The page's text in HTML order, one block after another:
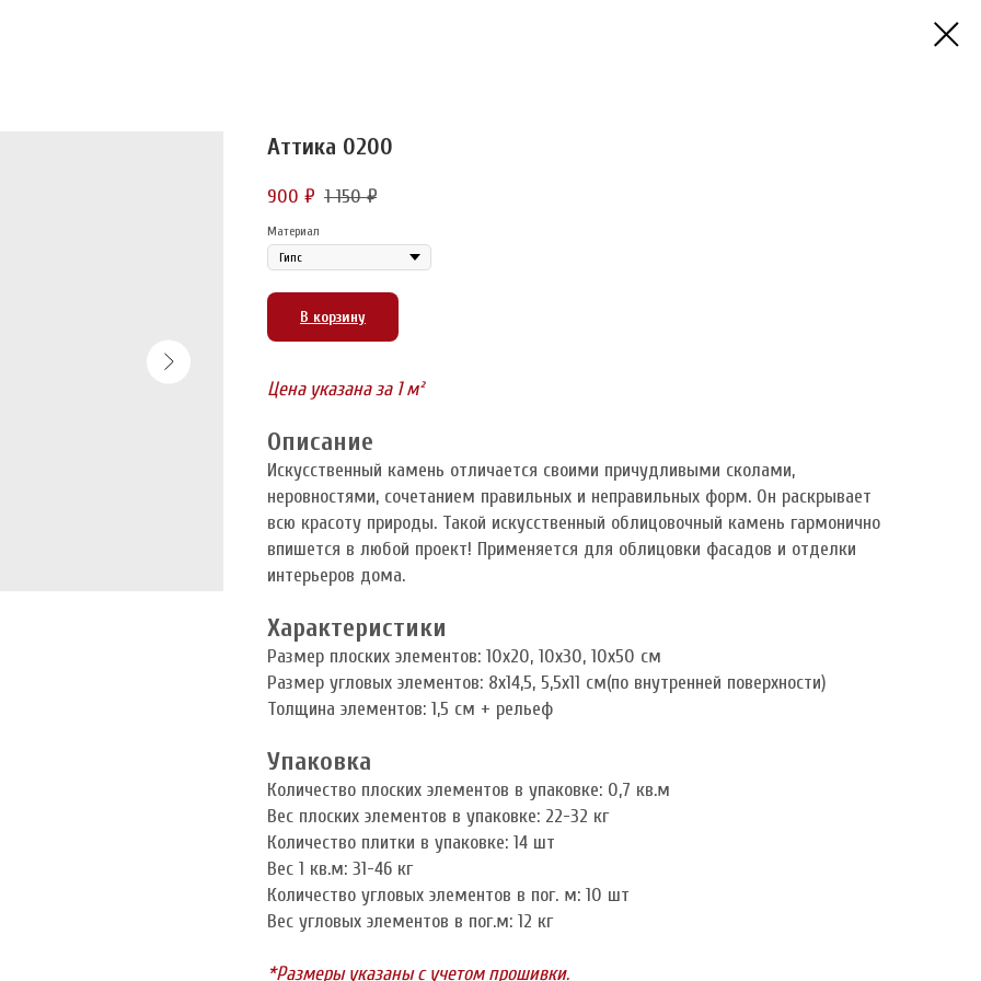
Аттика 0200
900 ₽ 1 150 ₽
Материал
В корзину
Цена указана за 1 м²
Описание
Искусственный камень отличается своими причудливыми сколами,
неровностями, сочетанием правильных и неправильных форм. Он раскрывает
всю красоту природы. Такой искусственный облицовочный камень гармонично
впишется в любой проект! Применяется для облицовки фасадов и отделки
интерьеров дома.
Характеристики
Размер плоских элементов: 10х20, 10х30, 10х50 см
Размер угловых элементов: 8х14,5, 5,5х11 см(по внутренней поверхности)
Толщина элементов: 1,5 см + рельеф
Упаковка
Количество плоских элементов в упаковке: 0,7 кв.м
Вес плоских элементов в упаковке: 22-32 кг
Количество плитки в упаковке: 14 шт
Вес 1 кв.м: 31-46 кг
Количество угловых элементов в пог. м: 10 шт
Вес угловых элементов в пог.м: 12 кг
*Размеры указаны с учетом прошивки.